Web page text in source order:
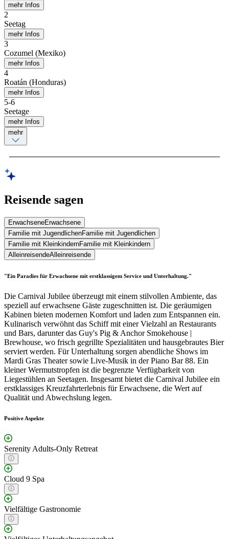
mehr Infos
2
Seetag
mehr Infos
3
Cozumel (Mexiko)
mehr Infos
4
Roatán (Honduras)
mehr Infos
5-6
Seetage
mehr Infos
mehr
Reisende sagen
ErwachseneErwachsene
Familie mit JugendlichenFamilie mit Jugendlichen
Familie mit KleinkindernFamilie mit Kleinkindern
AlleinreisendeAlleinreisende
"Ein Paradies für Erwachsene mit erstklassigem Service und Unterhaltung."
Die Carnival Jubilee überzeugt mit einem stilvollen Ambiente, das
speziell auf erwachsene Gäste zugeschnitten ist. Die geräumigen
Kabinen bieten modernen Komfort und laden zum Entspannen ein.
Kulinarisch verwöhnt das Schiff mit einer Vielzahl an Restaurants
und Bars, darunter das Guy's Pig & Anchor Smokehouse |
Brewhouse, wo frisch gegrillte Spezialitäten und hausgebrautes Bier
serviert werden. Für Unterhaltung sorgen abendliche Shows im
Mardi Gras Theater sowie Live-Musik in der Piano Bar 88. Ein
kleiner Wermutstropfen ist die begrenzte Verfügbarkeit von
Liegestühlen an Seetagen. Insgesamt bietet die Carnival Jubilee ein
erstklassiges Kreuzfahrterlebnis für Erwachsene, die Wert auf
Qualität und Abwechslung legen.
Positive Aspekte
Serenity Adults-Only Retreat
Cloud 9 Spa
Vielfältige Gastronomie